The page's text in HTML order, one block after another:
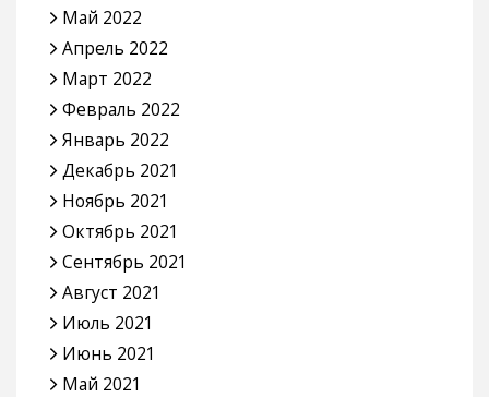
Май 2022
Апрель 2022
Март 2022
Февраль 2022
Январь 2022
Декабрь 2021
Ноябрь 2021
Октябрь 2021
Сентябрь 2021
Август 2021
Июль 2021
Июнь 2021
Май 2021